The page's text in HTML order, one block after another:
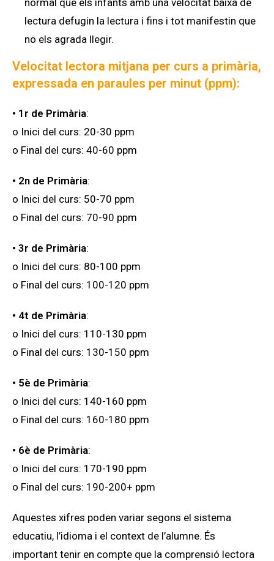
lectura defugin la lectura i fins i tot manifestin que
no els agrada llegir.
Velocitat lectora mitjana per curs a primària,
expressada en paraules per minut (ppm):
• 1r de Primària:
o Inici del curs: 20-30 ppm
o Final del curs: 40-60 ppm
• 2n de Primària:
o Inici del curs: 50-70 ppm
o Final del curs: 70-90 ppm
• 3r de Primària:
o Inici del curs: 80-100 ppm
o Final del curs: 100-120 ppm
• 4t de Primària:
o Inici del curs: 110-130 ppm
o Final del curs: 130-150 ppm
• 5è de Primària:
o Inici del curs: 140-160 ppm
o Final del curs: 160-180 ppm
• 6è de Primària:
o Inici del curs: 170-190 ppm
o Final del curs: 190-200+ ppm
Aquestes xifres poden variar segons el sistema
educatiu, l’idioma i el context de l’alumne. És
important tenir en compte que la comprensió lectora